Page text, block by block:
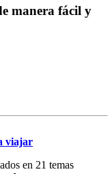
manera fácil y
viajar
en 21 temas